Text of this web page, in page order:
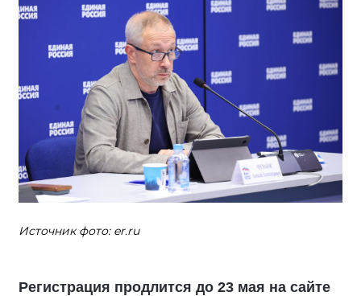
Источник фото: er.ru
Регистрация продлится до 23 мая на сайте